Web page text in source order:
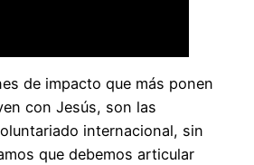
de impacto que más ponen
con Jesús, son las
internacional, sin
que debemos articular